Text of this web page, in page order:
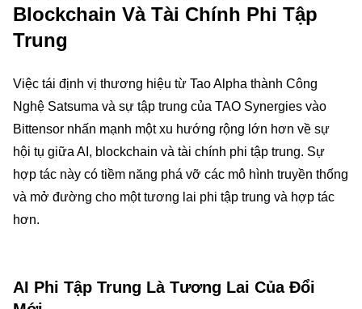
Blockchain Và Tài Chính Phi Tập
Trung
Việc tái định vị thương hiệu từ Tao Alpha thành Công
Nghệ Satsuma và sự tập trung của TAO Synergies vào
Bittensor nhấn mạnh một xu hướng rộng lớn hơn về sự
hội tụ giữa AI, blockchain và tài chính phi tập trung. Sự
hợp tác này có tiềm năng phá vỡ các mô hình truyền thống
và mở đường cho một tương lai phi tập trung và hợp tác
hơn.
AI Phi Tập Trung Là Tương Lai Của Đổi